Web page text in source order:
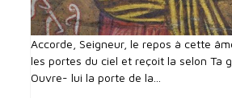
Accorde, Seigneur, le repos à cette
les portes du ciel et reçoit la selon Ta
Ouvre- lui la porte de la...